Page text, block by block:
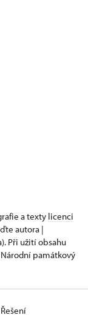
a texty licenci
autora |
Při užití obsahu
Národní památkový
Řešení